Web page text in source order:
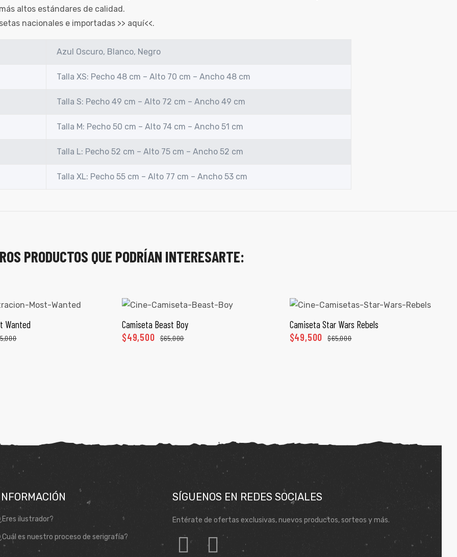
altos estándares de calidad.
nacionales e importadas >> aquí<<.
Azul Oscuro, Blanco, Negro
Talla XS: Pecho 48 cm – Alto 70 cm – Ancho 48 cm
Talla S: Pecho 49 cm – Alto 72 cm – Ancho 49 cm
Talla M: Pecho 50 cm – Alto 74 cm – Ancho 51 cm
Talla L: Pecho 52 cm – Alto 75 cm – Ancho 52 cm
Talla XL: Pecho 55 cm – Alto 77 cm – Ancho 53 cm
PRODUCTOS QUE PODRÍAN INTERESARTE:
OPCIONES
Wanted SELECCIONAR OPCIONES
Camiseta Beast Boy
$65,000
$49,500
SELECCIONAR OPCIONES
Camiseta Star Wars Rebels
$65,000
$49,500
ilustrador?
es nuestro proceso de serigrafía?
SÍGUENOS EN REDES SOCIALES
Entérate de ofertas exclusivas, nuevos productos, sorteos y más.